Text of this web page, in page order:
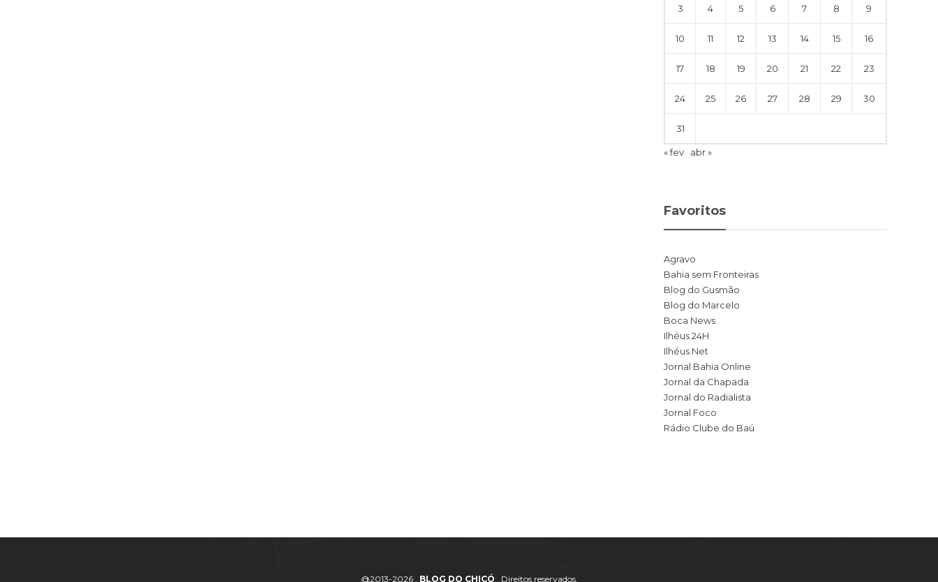
3 4 5 6 7 8 9
10 11 12 13 14 15 16
17 18 19 20 21 22 23
24 25 26 27 28 29 30
31
« fev abr »
Favoritos
Agravo
Bahia sem Fronteiras
Blog do Gusmão
Blog do Marcelo
Boca News
Ilhéus 24H
Ilhéus Net
Jornal Bahia Online
Jornal da Chapada
Jornal do Radialista
Jornal Foco
Rádio Clube do Baú
@2013-2026 . BLOG DO CHICÓ . Direitos reservados.